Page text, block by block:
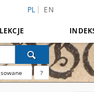
PL EN
?